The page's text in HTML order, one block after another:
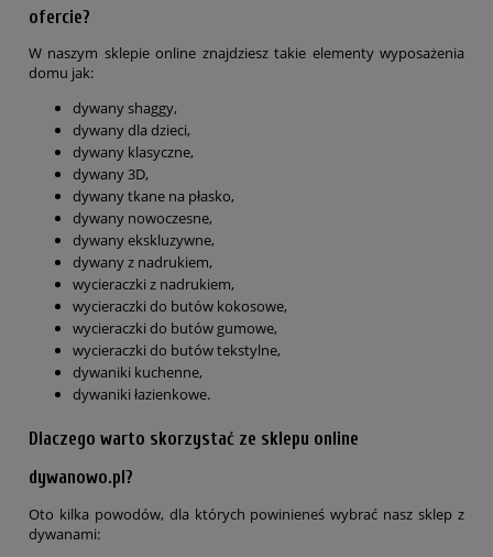
ofercie?
W naszym sklepie online znajdziesz takie elementy wyposażenia
domu jak:
dywany shaggy,
dywany dla dzieci,
dywany klasyczne,
dywany 3D,
dywany tkane na płasko,
dywany nowoczesne,
dywany ekskluzywne,
dywany z nadrukiem,
wycieraczki z nadrukiem,
wycieraczki do butów kokosowe,
wycieraczki do butów gumowe,
wycieraczki do butów tekstylne,
dywaniki kuchenne,
dywaniki łazienkowe.
Dlaczego warto skorzystać ze sklepu online
dywanowo.pl?
Oto kilka powodów, dla których powinieneś wybrać nasz sklep z
dywanami: